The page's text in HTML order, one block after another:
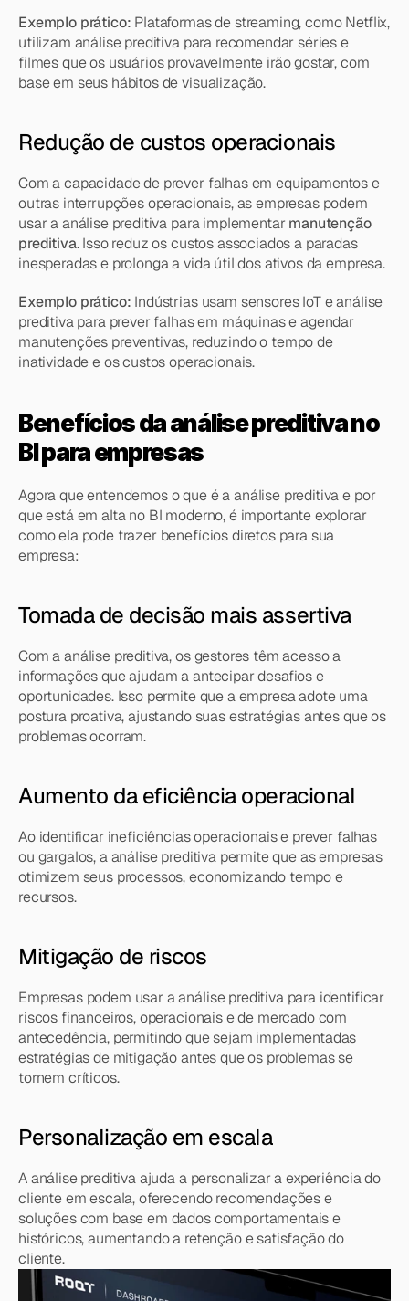
Exemplo prático: Plataformas de streaming, como Netflix,
utilizam análise preditiva para recomendar séries e
filmes que os usuários provavelmente irão gostar, com
base em seus hábitos de visualização.
Redução de custos operacionais
Com a capacidade de prever falhas em equipamentos e
outras interrupções operacionais, as empresas podem
usar a análise preditiva para implementar manutenção
preditiva. Isso reduz os custos associados a paradas
inesperadas e prolonga a vida útil dos ativos da empresa.
Exemplo prático: Indústrias usam sensores IoT e análise
preditiva para prever falhas em máquinas e agendar
manutenções preventivas, reduzindo o tempo de
inatividade e os custos operacionais.
Benefícios da análise preditiva no
BI para empresas
Agora que entendemos o que é a análise preditiva e por
que está em alta no BI moderno, é importante explorar
como ela pode trazer benefícios diretos para sua
empresa:
Tomada de decisão mais assertiva
Com a análise preditiva, os gestores têm acesso a
informações que ajudam a antecipar desafios e
oportunidades. Isso permite que a empresa adote uma
postura proativa, ajustando suas estratégias antes que os
problemas ocorram.
Aumento da eficiência operacional
Ao identificar ineficiências operacionais e prever falhas
ou gargalos, a análise preditiva permite que as empresas
otimizem seus processos, economizando tempo e
recursos.
Mitigação de riscos
Empresas podem usar a análise preditiva para identificar
riscos financeiros, operacionais e de mercado com
antecedência, permitindo que sejam implementadas
estratégias de mitigação antes que os problemas se
tornem críticos.
Personalização em escala
A análise preditiva ajuda a personalizar a experiência do
cliente em escala, oferecendo recomendações e
soluções com base em dados comportamentais e
históricos, aumentando a retenção e satisfação do
cliente.